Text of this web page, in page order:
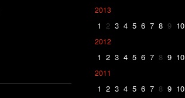
2013
1 2 3 4 5 6 7 8 9 10
2012
1 2 3 4 5 6 7 8 9 10
2011
1 2 3 4 5 6 7 8 9 10